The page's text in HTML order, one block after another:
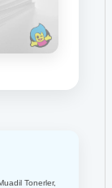
Tonerler,